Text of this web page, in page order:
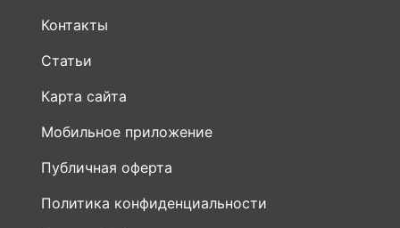
Контакты
Статьи
Карта сайта
Мобильное приложение
Публичная оферта
Политика конфиденциальности